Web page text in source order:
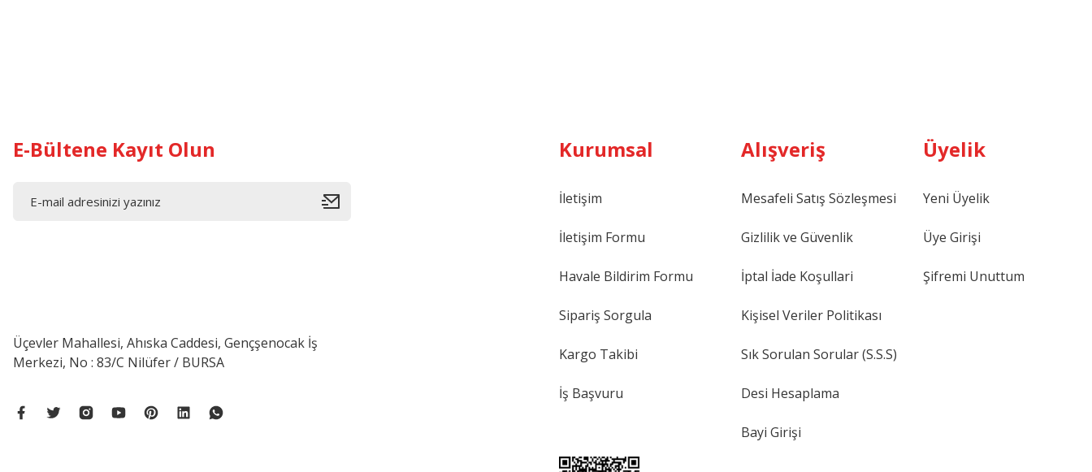
E-Bültene Kayıt Olun
Üçevler Mahallesi, Ahıska Caddesi, Gençşenocak İş
Merkezi, No : 83/C Nilüfer / BURSA
Kurumsal
İletişim
İletişim Formu
Havale Bildirim Formu
Sipariş Sorgula
Kargo Takibi
İş Başvuru
Alışveriş
Mesafeli Satış Sözleşmesi
Gizlilik ve Güvenlik
İptal İade Koşullari
Kişisel Veriler Politikası
Sık Sorulan Sorular (S.S.S)
Desi Hesaplama
Bayi Girişi
Üyelik
Yeni Üyelik
Üye Girişi
Şifremi Unuttum